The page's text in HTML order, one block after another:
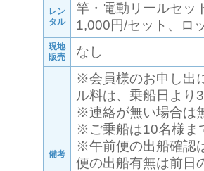
レン
タル
竿・電動リールセッ
1,000円/セット、ロ
現地
販売
なし
備考
※会員様のお申し出
ル料は、乗船日より
※連絡が無い場合は
※ご乗船は10名様ま
※午前便の出船確認
便の出船有無は前日